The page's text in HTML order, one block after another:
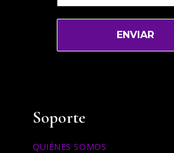
Soporte
QUIÉNES SOMOS